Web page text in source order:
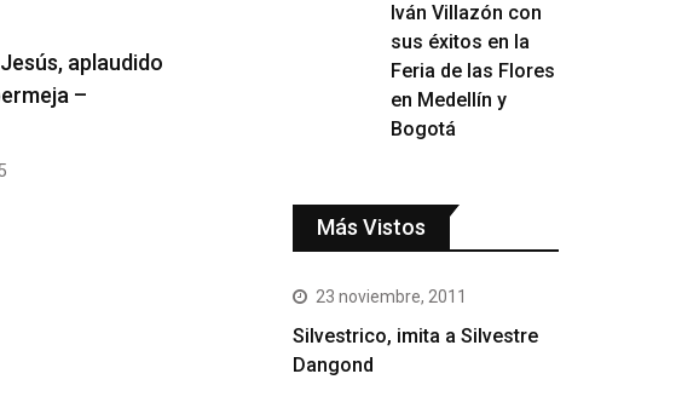
aplaudido
–
Iván Villazón con
sus éxitos en la
Feria de las Flores
en Medellín y
Bogotá
Más Vistos
23 noviembre, 2011
Silvestrico, imita a Silvestre
Dangond